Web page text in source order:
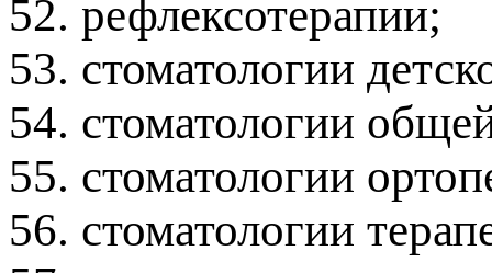
52. рефлексотерапии;
53. стоматологии
54. стоматологии
55. стоматологии
56. стоматологии